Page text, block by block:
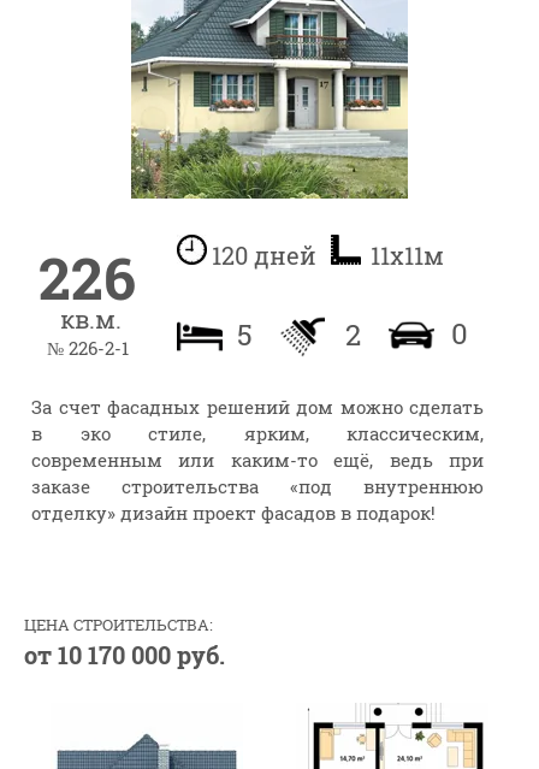
226
кв.м.
№ 226-2-1
120 дней 11х11м
5 2 0
За счет фасадных решений дом можно сделать
в эко стиле, ярким, классическим,
современным или каким-то ещё, ведь при
заказе строительства «под внутреннюю
отделку» дизайн проект фасадов в подарок!
ЦЕНА СТРОИТЕЛЬСТВА:
от 10 170 000 руб.